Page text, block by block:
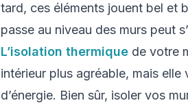
tard, ces éléments jouent bel et
passe au niveau des murs peut
L’isolation thermiquede votre
intérieur plus agréable, mais
d’énergie. Bien sûr, isoler vos